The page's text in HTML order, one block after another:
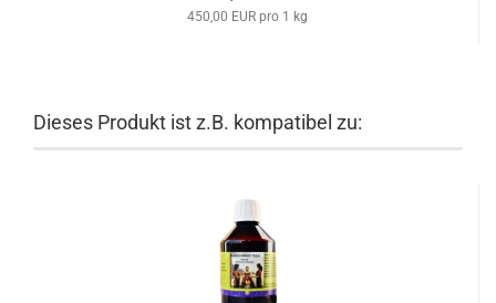
450,00 EUR pro 1 kg
Dieses Produkt ist z.B. kompatibel zu: